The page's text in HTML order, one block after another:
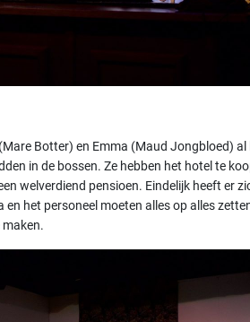
Botter) en Emma (Maud Jongbloed) al
in de bossen. Ze hebben het hotel te
welverdiend pensioen. Eindelijk heeft er
en het personeel moeten alles op alles
maken.